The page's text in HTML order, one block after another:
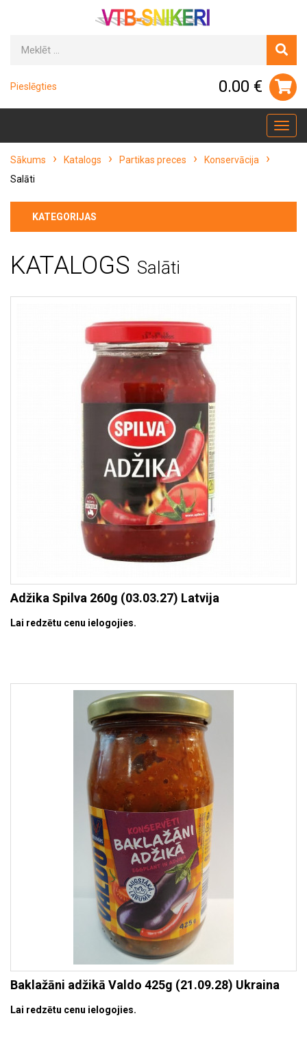
Pieslēgties 0.00 €
Sākums
Katalogs Partikas preces
Konservācija
Salāti
KATEGORIJAS
KATALOGS Salāti
Adžika Spilva 260g (03.03.27) Latvija
Lai redzētu cenu ielogojies.
Baklažāni adžikā Valdo 425g (21.09.28) Ukraina
Lai redzētu cenu ielogojies.